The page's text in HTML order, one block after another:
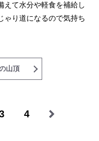
えて水分や軽食を補給し
ゃり道になるので気持ち
山頂
4